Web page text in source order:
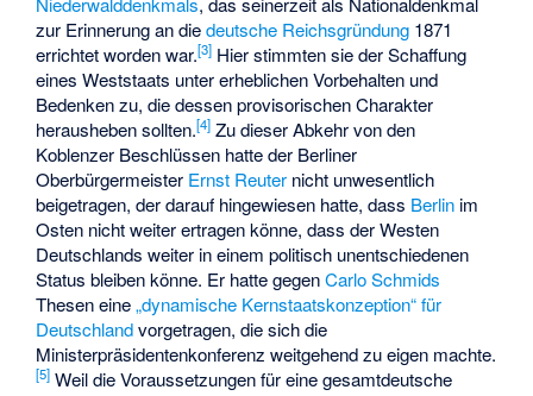
zur Erinnerung an diedeutsche Reichsgründung 1871
errichtet worden war.[3] Hier stimmten sie der Schaffung
eines Weststaats unter erheblichen Vorbehalten und
Bedenken zu, die dessen provisorischen Charakter
herausheben sollten.[4] Zu dieser Abkehr von den
Koblenzer Beschlüssen hatte der Berliner
Oberbürgermeister Ernst Reuter nicht unwesentlich
beigetragen, der darauf hingewiesen hatte, dass Berlin im
Osten nicht weiter ertragen könne, dass der Westen
Deutschlands weiter in einem politisch unentschiedenen
Status bleiben könne. Er hatte gegenCarlo Schmids
Thesen eine„dynamische Kernstaatskonzeption“ für
Deutschlandvorgetragen, die sich die
Ministerpräsidentenkonferenz weitgehend zu eigen machte.
[5] Weil die Voraussetzungen für eine gesamtdeutsche